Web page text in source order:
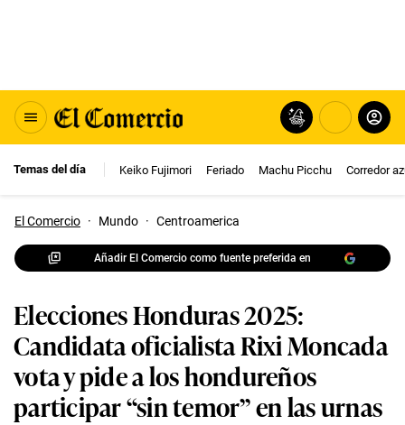
Temas del día Keiko Fujimori Feriado Machu Picchu Corredor
El Comercio · Mundo · Centroamerica
Añadir El Comercio como fuente preferida en
Elecciones Honduras 2025:
Candidata oficialista Rixi Moncada
vota y pide a los hondureños
participar “sin temor” en las urnas